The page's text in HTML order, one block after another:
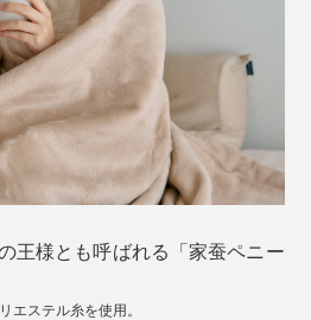
王様とも呼ばれる「家蚕ペニー
エステル糸を使用。